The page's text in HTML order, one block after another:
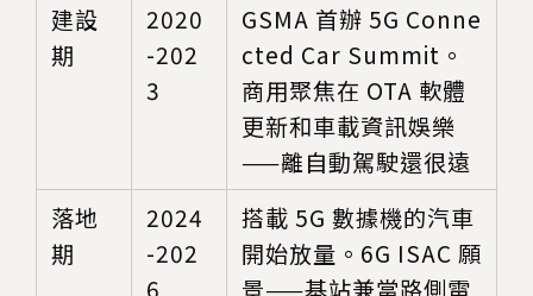
建設
期
2020
-202
3
GSMA 首辦 5G Conne
cted Car Summit。
商用聚焦在 OTA 軟體
更新和車載資訊娛樂
——離自動駕駛還很遠
落地
期
2024
-202
6
搭載 5G 數據機的汽車
開始放量。6G ISAC 願
景——基站兼當路側雷